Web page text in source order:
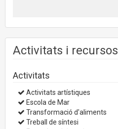
Activitats i recursos
Activitats
Activitats artístiques
Escola de Mar
Transformació d'aliments
Treball de síntesi